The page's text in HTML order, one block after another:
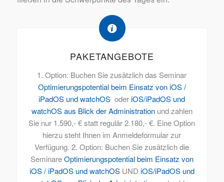
PAKETANGEBOTE
1. Option: Buchen Sie zusätzlich das Seminar
Optimierungspotential beim Einsatz von iOS /
iPadOS und watchOS oderiOS/iPadOS und
watchOS aus Blick der Administration und zahlen
Sie nur 1.590,- € statt regulär 2.180,- €. Eine Option
hierzu steht Ihnen im Anmeldeformular zur
Verfügung. 2. Option: Buchen Sie zusätzlich die
SeminareOptimierungspotential beim Einsatz von
iOS / iPadOS und watchOSUND iOS/iPadOS und